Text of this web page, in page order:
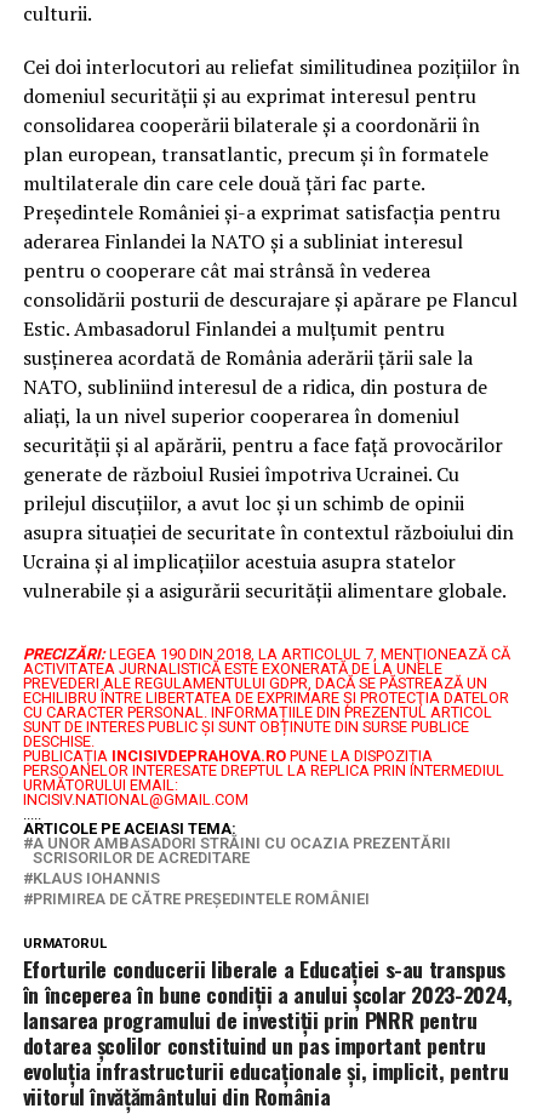
culturii.
Cei doi interlocutori au reliefat similitudinea pozițiilor în
domeniul securității și au exprimat interesul pentru
consolidarea cooperării bilaterale și a coordonării în
plan european, transatlantic, precum și în formatele
multilaterale din care cele două țări fac parte.
Președintele României și-a exprimat satisfacția pentru
aderarea Finlandei la NATO și a subliniat interesul
pentru o cooperare cât mai strânsă în vederea
consolidării posturii de descurajare și apărare pe Flancul
Estic. Ambasadorul Finlandei a mulțumit pentru
susținerea acordată de România aderării țării sale la
NATO, subliniind interesul de a ridica, din postura de
aliați, la un nivel superior cooperarea în domeniul
securității și al apărării, pentru a face față provocărilor
generate de războiul Rusiei împotriva Ucrainei. Cu
prilejul discuțiilor, a avut loc și un schimb de opinii
asupra situației de securitate în contextul războiului din
Ucraina și al implicațiilor acestuia asupra statelor
vulnerabile și a asigurării securității alimentare globale.
PRECIZĂRI: LEGEA 190 DIN 2018, LA ARTICOLUL 7, MENŢIONEAZĂ CĂ
ACTIVITATEA JURNALISTICĂ ESTE EXONERATĂ DE LA UNELE
PREVEDERI ALE REGULAMENTULUI GDPR, DACĂ SE PĂSTREAZĂ UN
ECHILIBRU ÎNTRE LIBERTATEA DE EXPRIMARE ŞI PROTECŢIA DATELOR
CU CARACTER PERSONAL. INFORMAȚIILE DIN PREZENTUL ARTICOL
SUNT DE INTERES PUBLIC ȘI SUNT OBȚINUTE DIN SURSE PUBLICE
DESCHISE.
PUBLICAȚIA INCISIVDEPRAHOVA.ROPUNE LA DISPOZIȚIA
PERSOANELOR INTERESATE DREPTUL LA REPLICA PRIN INTERMEDIUL
URMĂTORULUI EMAIL:
INCISIV.NATIONAL@GMAIL.COM
.....
ARTICOLE PE ACEIASI TEMA:
A UNOR AMBASADORI STRĂINI CU OCAZIA PREZENTĂRII
SCRISORILOR DE ACREDITARE
KLAUS IOHANNIS
PRIMIREA DE CĂTRE PREȘEDINTELE ROMÂNIEI
URMATORUL
Eforturile conducerii liberale a Educaţiei s-au transpus
în începerea în bune condiţii a anului şcolar 2023-2024,
lansarea programului de investiţii prin PNRR pentru
dotarea şcolilor constituind un pas important pentru
evoluţia infrastructurii educaţionale şi, implicit, pentru
viitorul învăţământului din România